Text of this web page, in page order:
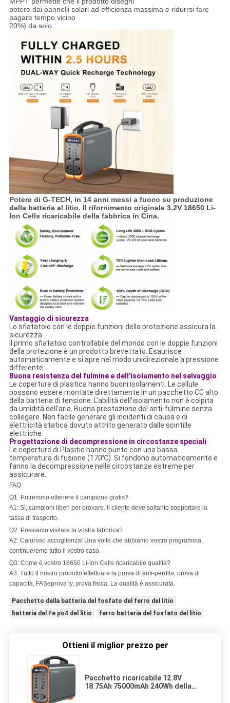
potere dai pannelli solari ad efficienza massima e ridurrsi fare
pagare tempo vicino
20%) da solo.
Potere di G-TECH, in 14 anni messi a fuoco su produzione
della batteria al litio. Il rifornimento originale 3.2V 18650 Li-
Ion Cells ricaricabile della fabbrica in Cina.
Vantaggio di sicurezza
Lo sfiatatoio con le doppie funzioni della protezione assicura la
sicurezza
Il primo sfiatatoio controllabile del mondo con le doppie funzioni
della protezione è un prodotto brevettato. Esaurisce
automaticamente e si apre nel modo unidirezionale a pressione
differente.
Buona resistenza del fulmine e dell'isolamento nel selvaggio
Le coperture di plastica hanno buoni isolamenti. Le cellule
possono essere montate direttamente in un pacchetto CC alto
della batteria di tensione. L'abilità dell'isolamento non è colpita
da umidità dell'aria. Buona prestazione del anti-fulmine senza
collegare. Non facile generare gli incidenti di causa e di
elettricità statica dovuto attrito generato dalle scintille
elettriche.
Progettazione di decompressione in circostanze speciali
Le coperture di Plasitic hanno punto con una bassa
temperatura di fusione (170℃). Si fondono automaticamente e
fanno la decompressione nelle circostanze estreme per
assicurare.
FAQ
Q1: Potremmo ottenere il campione gratis?
A1: Sì, campioni liberi per provare. Il cliente deve soltanto sopportare la
tassa di trasporto.
Q2: Possiamo visitare la vostra fabbrica?
A2: Caloroso accoglienza! Una volta che abbiamo vostro programma,
continueremo tutto il vostro caso.
Q3: Come è vostro 18650 Li-Ion Cells ricaricabile qualità?
A3: Tutto il nostro prodotto effettuare la prova di anti-perdita, prova di
capacità, FASeprova ty, prova fisica. La qualità è assicurata.
Pacchetto della batteria del fosfato del ferro del litio
batteria del Fe po4 del litio
ferro batteria del fosfato del litio
Ottieni il miglior prezzo per
Pacchetto ricaricabile 12.8V
18.75Ah 75000mAh 240Wh della